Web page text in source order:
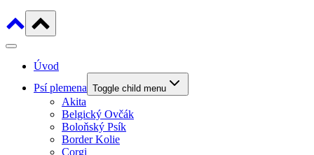
Úvod
Psí plemena Toggle child menu
Akita
Belgický Ovčák
Boloňský Psík
Border Kolie
Corgi